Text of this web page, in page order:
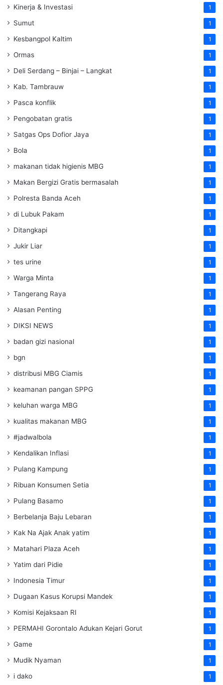
Kinerja & Investasi 1
Sumut 1
Kesbangpol Kaltim 1
Ormas 1
Deli Serdang – Binjai – Langkat 1
Kab. Tambrauw 1
Pasca konflik 1
Pengobatan gratis 1
Satgas Ops Dofior Jaya 1
Bola 1
makanan tidak higienis MBG 1
Makan Bergizi Gratis bermasalah 1
Polresta Banda Aceh 1
di Lubuk Pakam 1
Ditangkapi 1
Jukir Liar 1
tes urine 1
Warga Minta 1
Tangerang Raya 1
Alasan Penting 1
DIKSI NEWS 1
badan gizi nasional 1
bgn 1
distribusi MBG Ciamis 1
keamanan pangan SPPG 1
keluhan warga MBG 1
kualitas makanan MBG 1
#jadwalbola 1
Kendalikan Inflasi 1
Pulang Kampung 1
Ribuan Konsumen Setia 1
Pulang Basamo 1
Berbelanja Baju Lebaran 1
Kak Na Ajak Anak yatim 1
Matahari Plaza Aceh 1
Yatim dari Pidie 1
Indonesia Timur 1
Dugaan Kasus Korupsi Mandek 1
Komisi Kejaksaan RI 1
PERMAHI Gorontalo Adukan Kejari Gorut 1
Game 1
Mudik Nyaman 1
i dako 1